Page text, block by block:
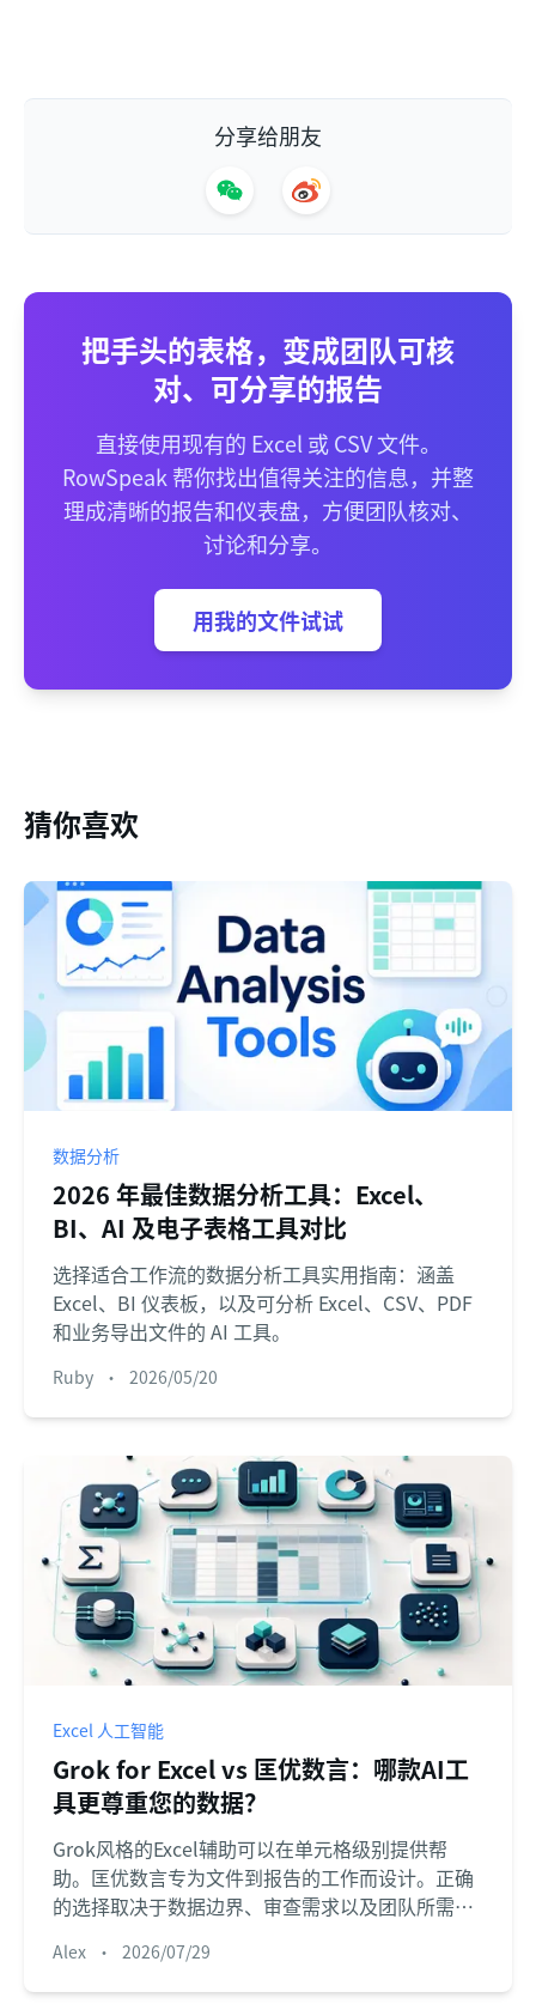
分享给朋友
把手头的表格，变成团队可核
对、可分享的报告
直接使用现有的 Excel 或 CSV 文件。
RowSpeak 帮你找出值得关注的信息，并整
理成清晰的报告和仪表盘，方便团队核对、
讨论和分享。
用我的文件试试
猜你喜欢
数据分析
2026 年最佳数据分析工具：Excel、
BI、AI 及电子表格工具对比
选择适合工作流的数据分析工具实用指南：涵盖
Excel、BI 仪表板，以及可分析 Excel、CSV、PDF
和业务导出文件的 AI 工具。
Ruby • 2026/05/20
Excel 人工智能
Grok for Excel vs 匡优数言：哪款AI工
具更尊重您的数据？
Grok风格的Excel辅助可以在单元格级别提供帮
助。匡优数言专为文件到报告的工作而设计。正确
的选择取决于数据边界、审查需求以及团队所需的
Alex • 2026/07/29